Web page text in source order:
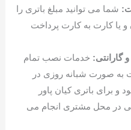
شما می توانید مبلغ باتری را
یا کارت به کارت پرداخت
گارانتی: خدمات نصب تمام
به صورت شبانه روزی در
برای باتری کیان پاور
در محل مشتری انجام می